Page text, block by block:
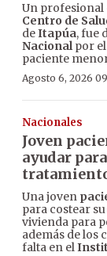
Un profesional
Centro de
deItapúa, fue
Nacionalpor el
paciente
Agosto 6, 2026
Nacionales
Joven
ayudar
Una joven
para costear
vivienda para
además de los
falta en el